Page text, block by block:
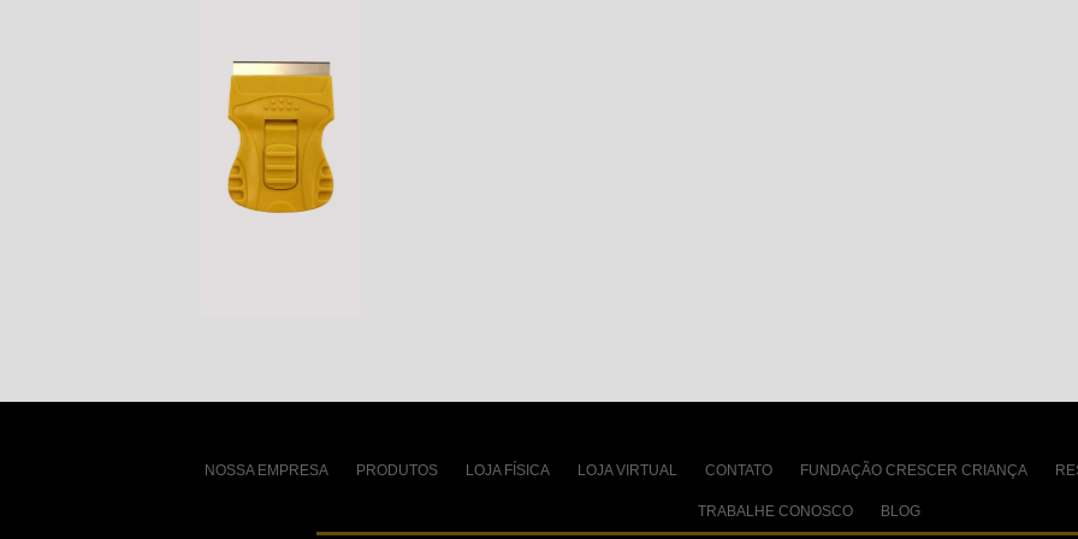
NOSSA EMPRESA PRODUTOS LOJA FÍSICA LOJA VIRTUAL CONTATO FUNDAÇÃO CRESCER CRIANÇA
TRABALHE CONOSCO BLOG